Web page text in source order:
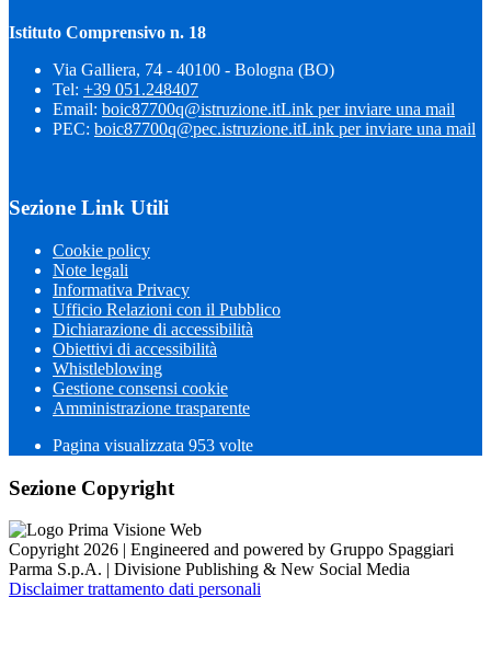
Istituto Comprensivo n. 18
Via Galliera, 74 - 40100 - Bologna (BO)
Tel: +39 051.248407
Email: boic87700q@istruzione.itLink per inviare una mail
PEC: boic87700q@pec.istruzione.itLink per inviare una mail
Sezione Link Utili
Cookie policy
Note legali
Informativa Privacy
Ufficio Relazioni con il Pubblico
Dichiarazione di accessibilità
Obiettivi di accessibilità
Whistleblowing
Gestione consensi cookie
Amministrazione trasparente
Pagina visualizzata 953 volte
Sezione Copyright
Copyright 2026 | Engineered and powered by Gruppo Spaggiari
Parma S.p.A. | Divisione Publishing & New Social Media
Disclaimer trattamento dati personali